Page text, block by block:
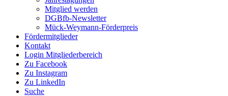
Mitglied werden
DGBfb-Newsletter
Mück-Weymann-Förderpreis
Fördermitglieder
Kontakt
Login Mitgliederbereich
Zu Facebook
Zu Instagram
Zu LinkedIn
Suche